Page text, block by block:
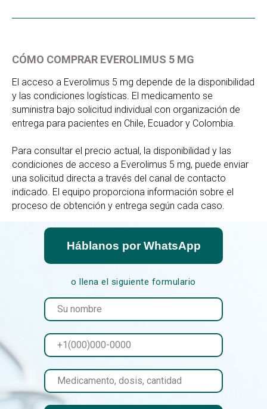
CÓMO COMPRAR EVEROLIMUS 5 MG
El acceso a Everolimus 5 mg depende de la disponibilidad
y las condiciones logísticas. El medicamento se
suministra bajo solicitud individual con organización de
entrega para pacientes en Chile, Ecuador y Colombia.
Para consultar el precio actual, la disponibilidad y las
condiciones de acceso a Everolimus 5 mg, puede enviar
una solicitud directa a través del canal de contacto
indicado. El equipo proporciona información sobre el
proceso de obtención y entrega según cada caso.
o llena el siguiente formulario
Háblanos por WhatsApp